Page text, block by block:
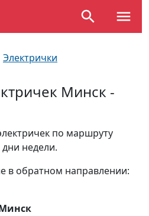
Электрички
Минск -
по маршруту
недели.
в обратном направлении: